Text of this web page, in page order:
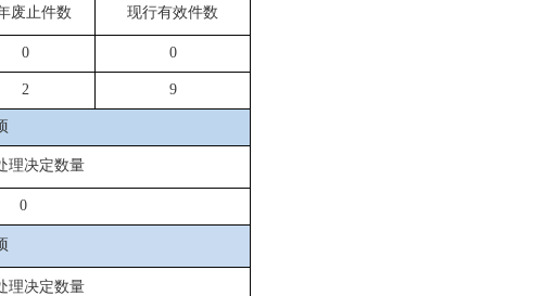
废止件数 现行有效件数
0 0
2 9
理决定数量
0
理决定数量